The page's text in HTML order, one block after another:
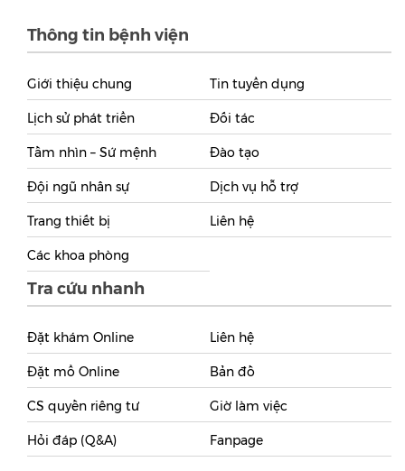
Thông tin bệnh viện
Giới thiệu chung
Lịch sử phát triển
Tầm nhìn – Sứ mệnh
Đội ngũ nhân sự
Trang thiết bị
Các khoa phòng
Tin tuyển dụng
Đối tác
Đào tạo
Dịch vụ hỗ trợ
Liên hệ
Tra cứu nhanh
Đặt khám Online
Đặt mổ Online
CS quyền riêng tư
Hỏi đáp (Q&A)
Liên hệ
Bản đồ
Giờ làm việc
Fanpage